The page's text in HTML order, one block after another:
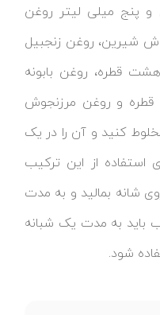
و پنج میلی لیتر روغن
شیرین، روغن زنجبیل
قطره، روغن بابونه
و روغن مرزنجوش
کنید و آن را در یک
استفاده از این ترکیب
شانه بمالید و به مدت
باید به مدت یک شبانه
شود.